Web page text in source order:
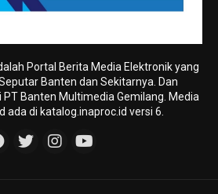
Portal Berita Media Elektronik yang
Banten dan Sekitarnya. Dan
Banten Multimedia Gemilang. Media
ada di katalog.inaproc.id versi 6.